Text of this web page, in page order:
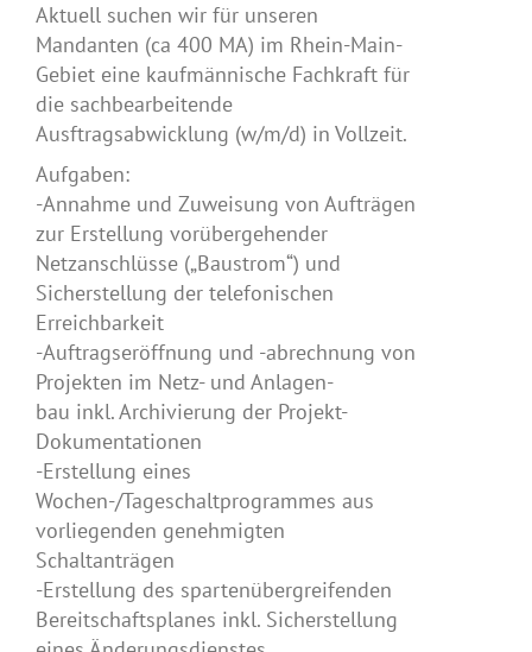
Aktuell suchen wir für unseren
Mandanten (ca 400 MA) im Rhein-Main-
Gebiet eine kaufmännische Fachkraft für
die sachbearbeitende
Ausftragsabwicklung (w/m/d) in Vollzeit.
Aufgaben:
-Annahme und Zuweisung von Aufträgen
zur Erstellung vorübergehender
Netzanschlüsse („Baustrom“) und
Sicherstellung der telefonischen
Erreichbarkeit
-Auftragseröffnung und -abrechnung von
Projekten im Netz- und Anlagen-
bau inkl. Archivierung der Projekt-
Dokumentationen
-Erstellung eines
Wochen-/Tageschaltprogrammes aus
vorliegenden genehmigten
Schaltanträgen
-Erstellung des spartenübergreifenden
Bereitschaftsplanes inkl. Sicherstellung